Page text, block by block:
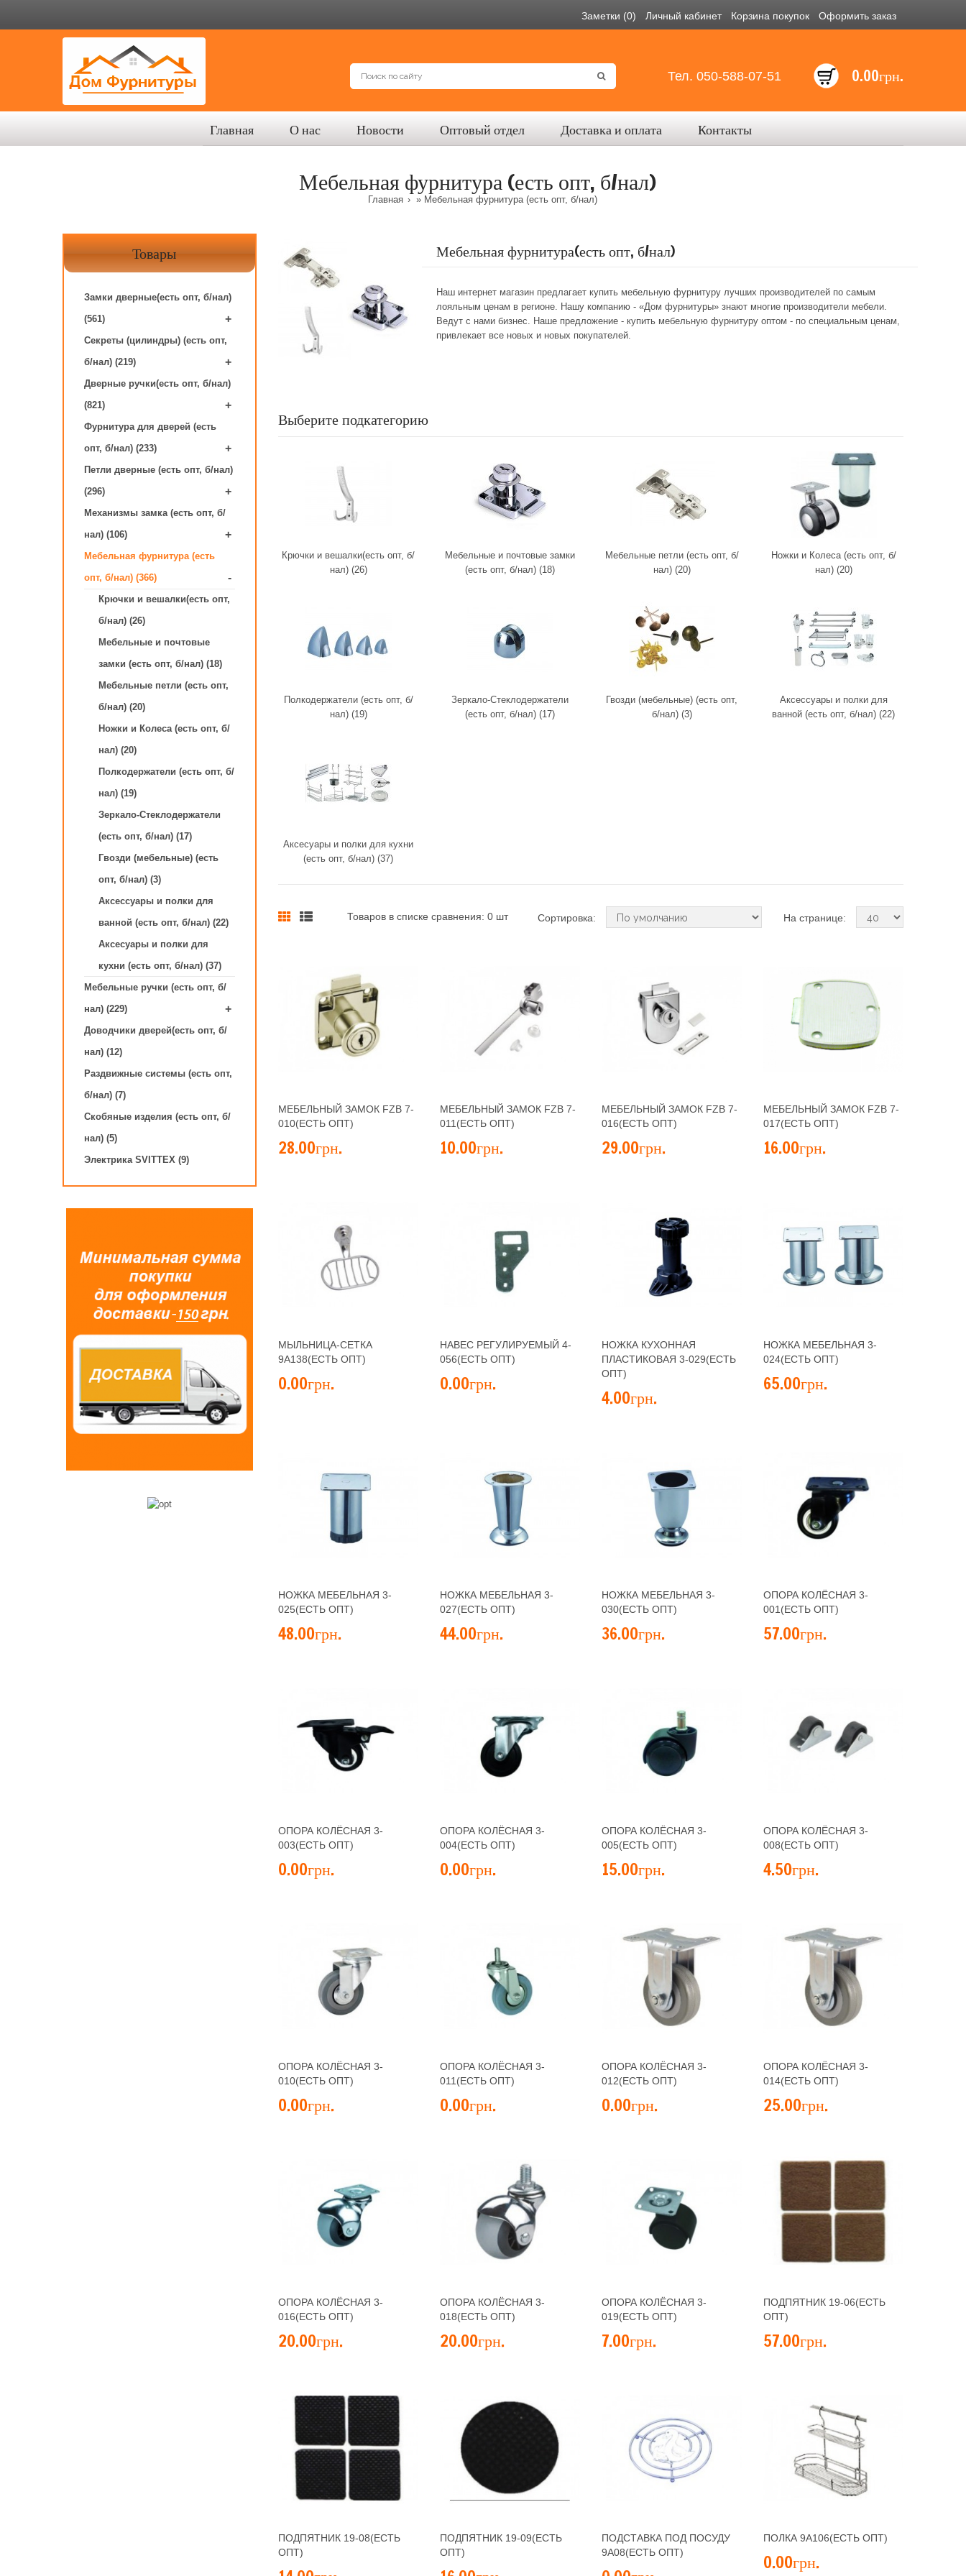
Заметки (0) Личный кабинет Корзина покупок Оформить заказ
Тел. 050-588-07-51 0.00грн.
Главная О нас Новости Оптовый отдел Доставка и оплата Контакты
Мебельная фурнитура (есть опт, б/нал)
Главная » Мебельная фурнитура (есть опт, б/нал)
Товары
Замки дверные(есть опт, б/нал)
(561)
+
Секреты (цилиндры) (есть опт,
б/нал) (219)
+
Дверные ручки(есть опт, б/нал)
(821)
+
Фурнитура для дверей (есть
опт, б/нал) (233)
+
Петли дверные (есть опт, б/нал)
(296)
+
Механизмы замка (есть опт, б/
нал) (106)
+
Мебельная фурнитура (есть
опт, б/нал) (366)
-
Крючки и вешалки(есть опт,
б/нал) (26)
Мебельные и почтовые
замки (есть опт, б/нал) (18)
Мебельные петли (есть опт,
б/нал) (20)
Ножки и Колеса (есть опт, б/
нал) (20)
Полкодержатели (есть опт, б/
нал) (19)
Зеркало-Стеклодержатели
(есть опт, б/нал) (17)
Гвозди (мебельные) (есть
опт, б/нал) (3)
Аксессуары и полки для
ванной (есть опт, б/нал) (22)
Аксесуары и полки для
кухни (есть опт, б/нал) (37)
Мебельные ручки (есть опт, б/
нал) (229)
+
Доводчики дверей(есть опт, б/
нал) (12)
Раздвижные системы (есть опт,
б/нал) (7)
Скобяные изделия (есть опт, б/
нал) (5)
Электрика SVITTEX (9)
Мебельная фурнитура(есть опт, б/нал)
Наш интернет магазин предлагает купить мебельную фурнитуру лучших производителей по самым
лояльным ценам в регионе. Нашу компанию - «Дом фурнитуры» знают многие производители мебели.
Ведут с нами бизнес. Наше предложение - купить мебельную фурнитуру оптом - по специальным ценам,
привлекает все новых и новых покупателей.
Выберите подкатегорию
Крючки и вешалки(есть опт, б/
нал) (26)
Мебельные и почтовые замки
(есть опт, б/нал) (18)
Мебельные петли (есть опт, б/
нал) (20)
Ножки и Колеса (есть опт, б/
нал) (20)
Полкодержатели (есть опт, б/
нал) (19)
Зеркало-Стеклодержатели
(есть опт, б/нал) (17)
Гвозди (мебельные) (есть опт,
б/нал) (3)
Аксессуары и полки для
ванной (есть опт, б/нал) (22)
Аксесуары и полки для кухни
(есть опт, б/нал) (37)
Товаров в списке сравнения: 0 шт Сортировка: На странице:
МЕБЕЛЬНЫЙ ЗАМОК FZB 7-
010(ЕСТЬ ОПТ)
28.00грн.
МЕБЕЛЬНЫЙ ЗАМОК FZB 7-
011(ЕСТЬ ОПТ)
10.00грн.
МЕБЕЛЬНЫЙ ЗАМОК FZB 7-
016(ЕСТЬ ОПТ)
29.00грн.
МЕБЕЛЬНЫЙ ЗАМОК FZB 7-
017(ЕСТЬ ОПТ)
16.00грн.
МЫЛЬНИЦА-СЕТКА
9A138(ЕСТЬ ОПТ)
0.00грн.
НАВЕС РЕГУЛИРУЕМЫЙ 4-
056(ЕСТЬ ОПТ)
0.00грн.
НОЖКА КУХОННАЯ
ПЛАСТИКОВАЯ 3-029(ЕСТЬ
ОПТ)
4.00грн.
НОЖКА МЕБЕЛЬНАЯ 3-
024(ЕСТЬ ОПТ)
65.00грн.
НОЖКА МЕБЕЛЬНАЯ 3-
025(ЕСТЬ ОПТ)
48.00грн.
НОЖКА МЕБЕЛЬНАЯ 3-
027(ЕСТЬ ОПТ)
44.00грн.
НОЖКА МЕБЕЛЬНАЯ 3-
030(ЕСТЬ ОПТ)
36.00грн.
ОПОРА КОЛЁСНАЯ 3-
001(ЕСТЬ ОПТ)
57.00грн.
ОПОРА КОЛЁСНАЯ 3-
003(ЕСТЬ ОПТ)
0.00грн.
ОПОРА КОЛЁСНАЯ 3-
004(ЕСТЬ ОПТ)
0.00грн.
ОПОРА КОЛЁСНАЯ 3-
005(ЕСТЬ ОПТ)
15.00грн.
ОПОРА КОЛЁСНАЯ 3-
008(ЕСТЬ ОПТ)
4.50грн.
ОПОРА КОЛЁСНАЯ 3-
010(ЕСТЬ ОПТ)
0.00грн.
ОПОРА КОЛЁСНАЯ 3-
011(ЕСТЬ ОПТ)
0.00грн.
ОПОРА КОЛЁСНАЯ 3-
012(ЕСТЬ ОПТ)
0.00грн.
ОПОРА КОЛЁСНАЯ 3-
014(ЕСТЬ ОПТ)
25.00грн.
ОПОРА КОЛЁСНАЯ 3-
016(ЕСТЬ ОПТ)
20.00грн.
ОПОРА КОЛЁСНАЯ 3-
018(ЕСТЬ ОПТ)
20.00грн.
ОПОРА КОЛЁСНАЯ 3-
019(ЕСТЬ ОПТ)
7.00грн.
ПОДПЯТНИК 19-06(ЕСТЬ
ОПТ)
57.00грн.
ПОДПЯТНИК 19-08(ЕСТЬ
ОПТ)
ПОДПЯТНИК 19-09(ЕСТЬ
ОПТ)
ПОДСТАВКА ПОД ПОСУДУ
9А08(ЕСТЬ ОПТ)
ПОЛКА 9A106(ЕСТЬ ОПТ)
0.00грн.